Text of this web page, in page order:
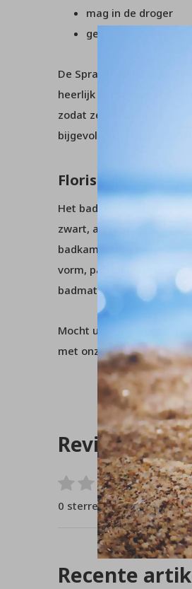
mag in de droger
geschikt voor
De Spray badmat is een
heerlijk zacht aan de
zodat ze mooi blijft
bijgevolg zeer hygiënisch
Floris
Het badkamerconcept
zwart, aqua en zand.Er
badkameraccessoires
vorm, patroon en kleur
badmatten van Floris
Mocht u verder nog
met onzeklantenservice.
Reviews
0/ 5
0 sterren op basis van 0
Recente